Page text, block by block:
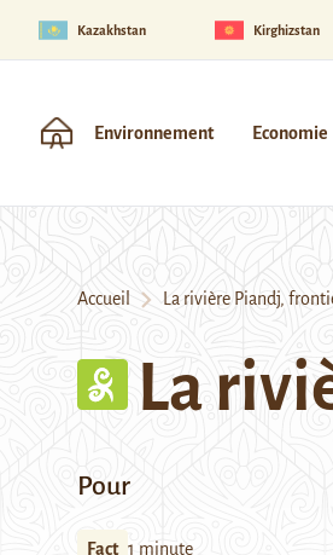
Kazakhstan Kirghizstan
Environnement Economie
Accueil La rivière Piandj,
La
Pour
Fact 1 minute